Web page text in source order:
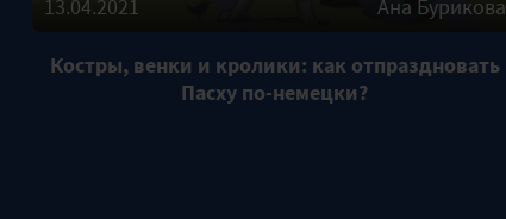
13.04.2021 Ана Бурикова
Костры, венки и кролики: как отпраздновать
Пасху по-немецки?